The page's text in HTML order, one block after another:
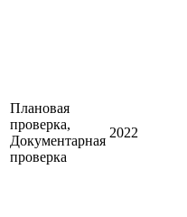
Плановая
проверка,
Документарная
проверка
2022